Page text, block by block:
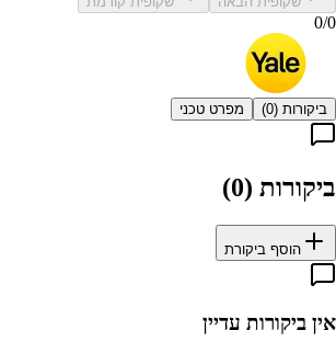
0/0
ביקורות (0
) מפרט טכני
ביקורות (0
)
הוסף ביקורת
אין ביקורות עדיין